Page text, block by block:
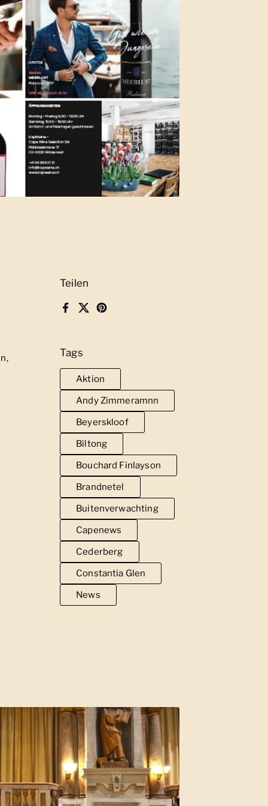
Teilen
Facebook
X (Twitter)
Pinterest
Tags
Aktion
Andy Zimmeramnn
Beyerskloof
Biltong
Bouchard Finlayson
Brandnetel
Buitenverwachting
Capenews
Cederberg
Constantia Glen
News